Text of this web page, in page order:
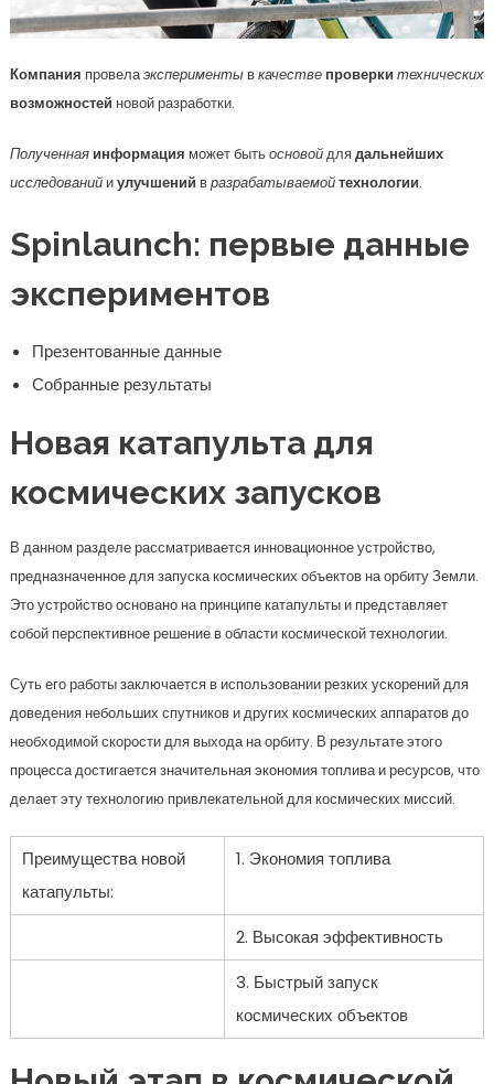
Компания провелаэкспериментывкачестве проверки технических
возможностей новой разработки.
Полученная информация может бытьосновойдлядальнейших
исследованийиулучшений вразрабатываемойтехнологии.
Spinlaunch: первые данные
экспериментов
Презентованные данные
Собранные результаты
Новая катапульта для
космических запусков
В данном разделе рассматривается инновационное устройство,
предназначенное для запуска космических объектов на орбиту Земли.
Это устройство основано на принципе катапульты и представляет
собой перспективное решение в области космической технологии.
Суть его работы заключается в использовании резких ускорений для
доведения небольших спутников и других космических аппаратов до
необходимой скорости для выхода на орбиту. В результате этого
процесса достигается значительная экономия топлива и ресурсов, что
делает эту технологию привлекательной для космических миссий.
Преимущества новой
катапульты:
1. Экономия топлива
2. Высокая эффективность
3. Быстрый запуск
космических объектов